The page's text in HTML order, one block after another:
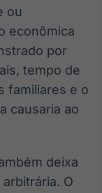
ou
econômica
por
tempo de
familiares e o
causaria ao
deixa
O